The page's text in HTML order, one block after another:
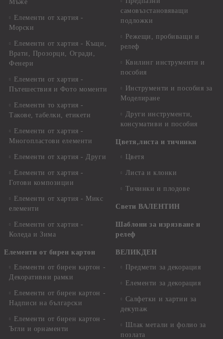
Мъже
Елементи от хартия -
Морски
Елементи от хартия - Къщи,
Врати, Прозорци, Огради,
Фенери
Елементи от хартия -
Пътешествия и Фото моменти
Елементи то хартия -
Такове, табелки, етикети
Елементи от хартия -
Многопластови елементи
Елементи от хартия - Други
Елементи от хартия -
Готови композиции
Елементи от хартия - Микс
елементи
Елементи от хартия -
Коледа и Зима
Елементи от бирен картон
Елементи от бирен картон -
Декоративни рамки
Елементи от бирен картон -
Надписи на български
Елементи от бирен картон -
Ъгли и орнаменти
самовъзстановяващи
подложки
Режещи, пробиващи и
релеф
Квилинг инструменти и
пособия
Инструменти и пособия за
Моделиране
Други инструменти,
консумативи и пособия
Цветя,листа и тичинки
Цветя
Листа и клонки
Тичинки и плодове
Свети ВАЛЕНТИН
Шаблони за изрязване и
релеф
ВЕЛИКДЕН
Предмети за декорация
Елементи за декорация
Салфетки и хартии за
декупаж
Шлак метали и фолио за
позлата